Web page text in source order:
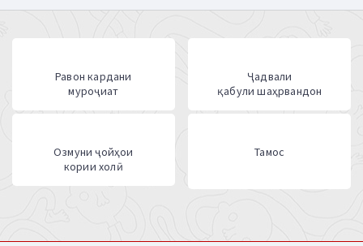
Равон кардани
муроҷиат
Ҷадвали
қабули шаҳрвандон
Озмуни ҷойҳои
кории холӣ
Тамос